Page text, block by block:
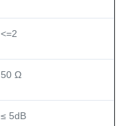
<=2
50 Ω
≤ 5dB